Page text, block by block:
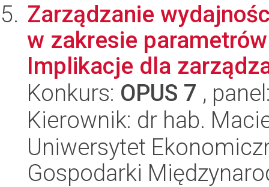
Zarządzanie
w zakresie
Implikacje dla
Konkurs: OPUS 7 ,
Kierownik: dr hab.
Uniwersytet
Gospodarki